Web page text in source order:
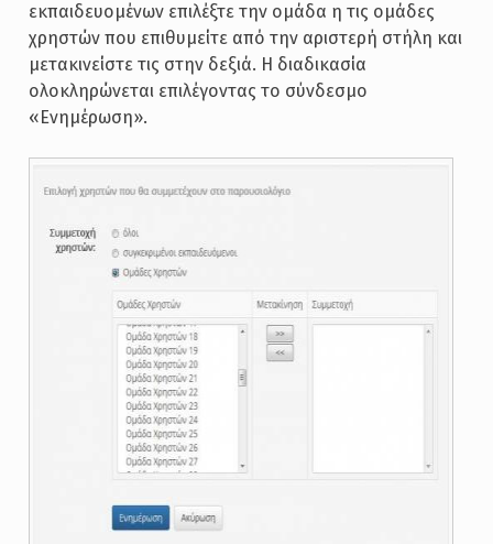
εκπαιδευομένων επιλέξτε την ομάδα η τις ομάδες
χρηστών που επιθυμείτε από την αριστερή στήλη και
μετακινείστε τις στην δεξιά. Η διαδικασία
ολοκληρώνεται επιλέγοντας το σύνδεσμο
«Ενημέρωση».